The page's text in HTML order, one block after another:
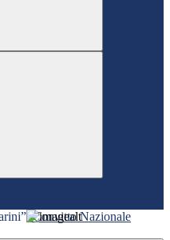
Convitto Nazionale